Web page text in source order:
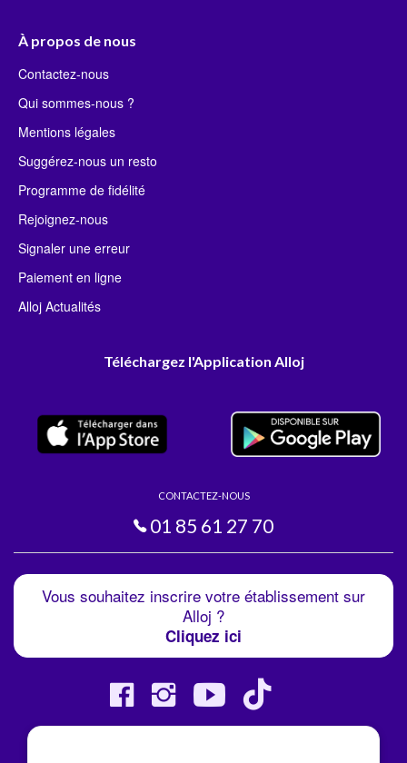
À propos de nous
Contactez-nous
Qui sommes-nous ?
Mentions légales
Suggérez-nous un resto
Programme de fidélité
Rejoignez-nous
Signaler une erreur
Paiement en ligne
Alloj Actualités
Téléchargez l'Application Alloj
CONTACTEZ-NOUS
01 85 61 27 70
Vous souhaitez inscrire votre établissement sur
Alloj ?
Cliquez ici